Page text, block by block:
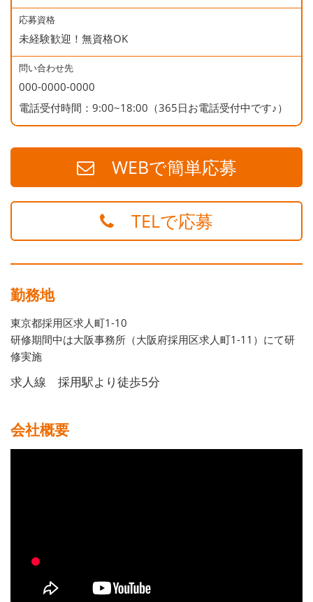
応募資格
未経験歓迎！無資格OK
問い合わせ先
000-0000-0000
電話受付時間：9:00~18:00（365日お電話受付中です♪）
WEBで簡単応募
TELで応募
勤務地
東京都採用区求人町1-10
研修期間中は大阪事務所（大阪府採用区求人町1-11）にて研
修実施
求人線 採用駅より徒歩5分
会社概要